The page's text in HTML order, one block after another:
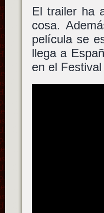
El trailer ha
cosa.
película se
llega a
en el